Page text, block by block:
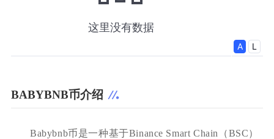
BABYBNB币介绍
Babybnb币是一种基于Binance Smart Chain（BSC）